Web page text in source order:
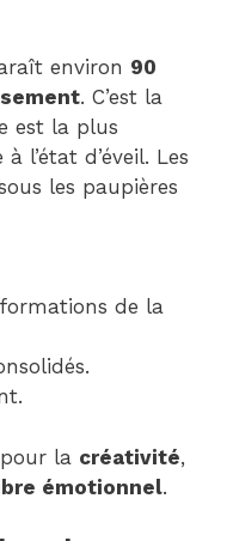
environ 90
. C’est la
est la plus
l’état d’éveil. Les
les paupières
de la
la créativité,
émotionnel.